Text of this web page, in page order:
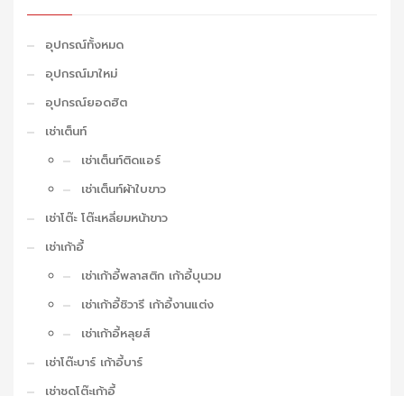
อุปกรณ์ทั้งหมด
อุปกรณ์มาใหม่
อุปกรณ์ยอดฮิต
เช่าเต็นท์
เช่าเต็นท์ติดแอร์
เช่าเต็นท์ผ้าใบขาว
เช่าโต๊ะ โต๊ะเหลี่ยมหน้าขาว
เช่าเก้าอี้
เช่าเก้าอี้พลาสติก เก้าอี้บุนวม
เช่าเก้าอี้ชิวารี เก้าอี้งานแต่ง
เช่าเก้าอี้หลุยส์
เช่าโต๊ะบาร์ เก้าอี้บาร์
เช่าชุดโต๊ะเก้าอี้